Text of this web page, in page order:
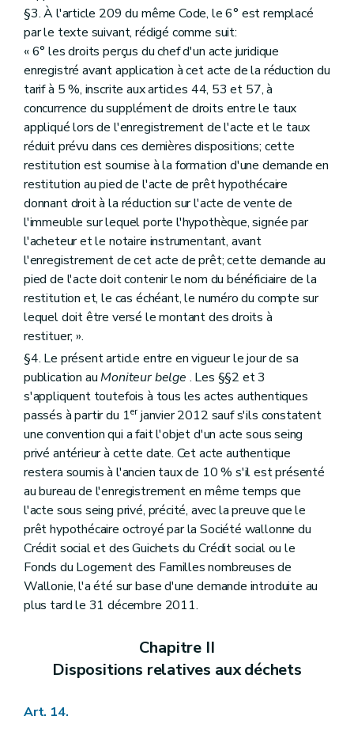
§3. À l'article 209 du même Code, le 6° est remplacé
par le texte suivant, rédigé comme suit:
« 6° les droits perçus du chef d'un acte juridique
enregistré avant application à cet acte de la réduction du
tarif à 5 %, inscrite aux articles 44, 53 et 57, à
concurrence du supplément de droits entre le taux
appliqué lors de l'enregistrement de l'acte et le taux
réduit prévu dans ces dernières dispositions; cette
restitution est soumise à la formation d'une demande en
restitution au pied de l'acte de prêt hypothécaire
donnant droit à la réduction sur l'acte de vente de
l'immeuble sur lequel porte l'hypothèque, signée par
l'acheteur et le notaire instrumentant, avant
l'enregistrement de cet acte de prêt; cette demande au
pied de l'acte doit contenir le nom du bénéficiaire de la
restitution et, le cas échéant, le numéro du compte sur
lequel doit être versé le montant des droits à
restituer; ».
§4. Le présent article entre en vigueur le jour de sa
publication auMoniteur belge . Les §§2 et 3
s'appliquent toutefois à tous les actes authentiques
passés à partir du 1erjanvier 2012 sauf s'ils constatent
une convention qui a fait l'objet d'un acte sous seing
privé antérieur à cette date. Cet acte authentique
restera soumis à l'ancien taux de 10 % s'il est présenté
au bureau de l'enregistrement en même temps que
l'acte sous seing privé, précité, avec la preuve que le
prêt hypothécaire octroyé par la Société wallonne du
Crédit social et des Guichets du Crédit social ou le
Fonds du Logement des Familles nombreuses de
Wallonie, l'a été sur base d'une demande introduite au
plus tard le 31 décembre 2011.
Chapitre II
Dispositions relatives aux déchets
Art. 14.